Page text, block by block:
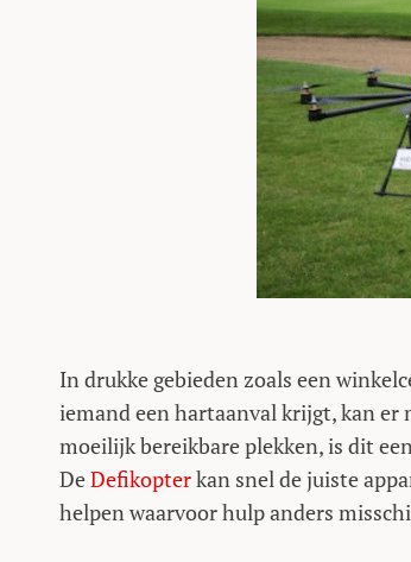
In drukke gebieden zoals een
iemand een hartaanval krijgt, kan er
moeilijk bereikbare plekken, is dit
DeDefikopterkan snel de juiste
helpen waarvoor hulp anders